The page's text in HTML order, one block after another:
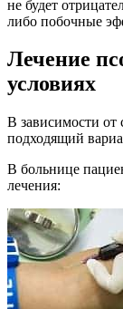
не будет
либо побочные
Лечение
условиях
В зависимости от
подходящий
В больнице
лечения: